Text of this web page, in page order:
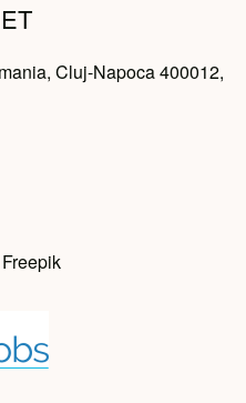
Cluj-Napoca 400012,